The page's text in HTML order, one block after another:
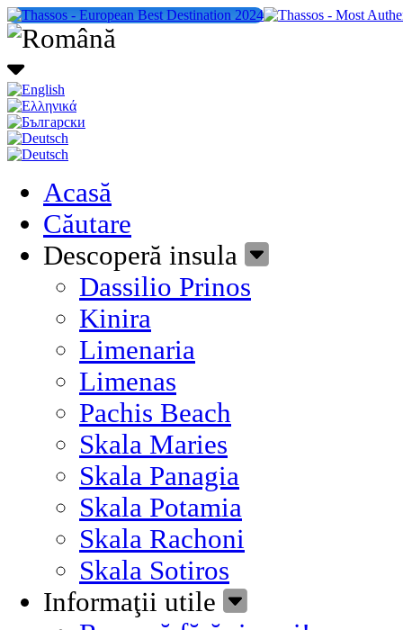
Acasă
Căutare
Descoperă insula
Dassilio Prinos
Kinira
Limenaria
Limenas
Pachis Beach
Skala Maries
Skala Panagia
Skala Potamia
Skala Rachoni
Skala Sotiros
Informaţii utile